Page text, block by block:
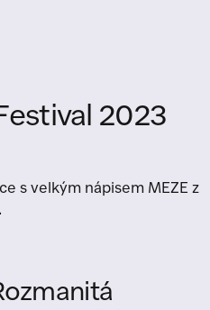
2023